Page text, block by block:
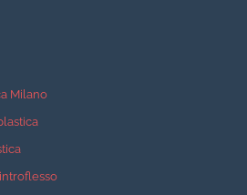
Milano